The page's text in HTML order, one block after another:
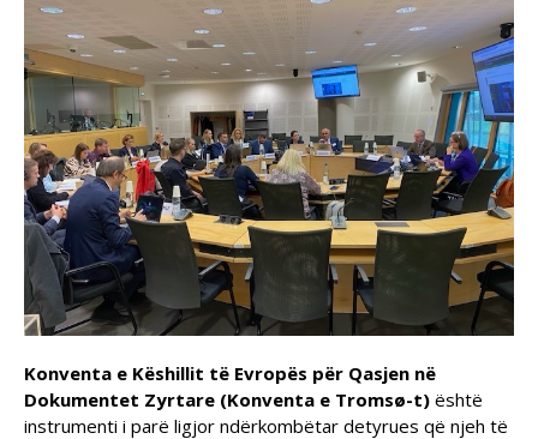
Konventa e Këshillit të Evropës për Qasjen në
Dokumentet Zyrtare (Konventa e Tromsø-t) është
instrumenti i parë ligjor ndërkombëtar detyrues që njeh të